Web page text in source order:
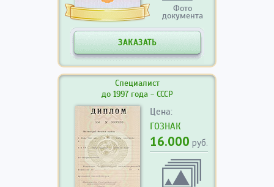
Фото
документа
ЗАКАЗАТЬ
Специалист
до 1997 года - СССР
Цена:
ГОЗНАК
16.000 руб.